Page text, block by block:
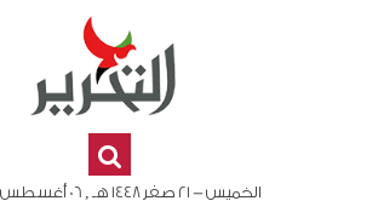
الخميس - 21 صفر 1448 هـ , 06 أغسطس 2026 م